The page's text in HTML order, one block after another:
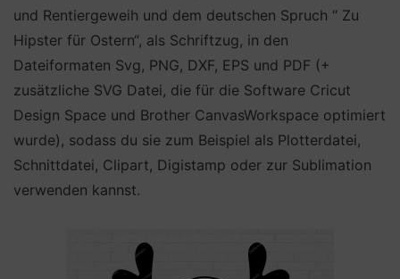
und Rentiergeweih und dem deutschen Spruch “ Zu
Hipster für Ostern“, als Schriftzug, in den
Dateiformaten Svg, PNG, DXF, EPS und PDF (+
zusätzliche SVG Datei, die für die Software Cricut
Design Space und Brother CanvasWorkspace optimiert
wurde), sodass du sie zum Beispiel als Plotterdatei,
Schnittdatei, Clipart, Digistamp oder zur Sublimation
verwenden kannst.